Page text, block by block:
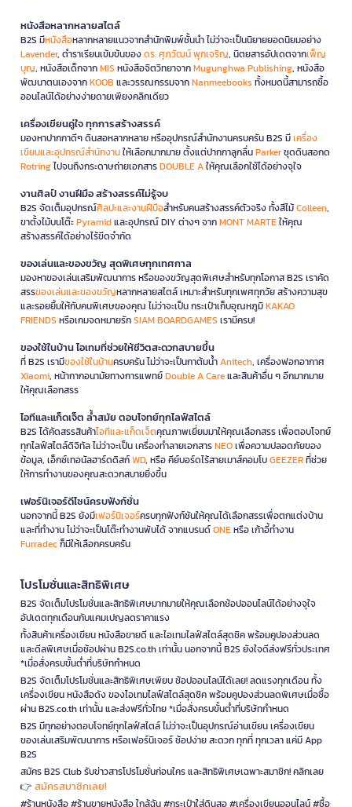
หนังสือหลากหลายสไตล์
B2S มีหนังสือหลากหลายแนวจากสำนักพิมพ์ชั้นนำ ไม่ว่าจะเป็นนิยายยอดนิยมอย่าง
Lavender, ตำราเรียนเข้มข้นของดร. ศุภวัฒน์ พุกเจริญ, นิตยสารอัปเดตจากเพ็ญ
บุญ, หนังสือเด็กจากMIS หนังสือจิตวิทยาจากMugunghwa Publishing, หนังสือ
พัฒนาตนเองจากKOOB และวรรณกรรมจากNanmeebooks ทั้งหมดนี้สามารถซื้อ
ออนไลน์ได้อย่างง่ายดายเพียงคลิกเดียว
เครื่องเขียนคู่ใจ ทุกการสร้างสรรค์
มองหาปากกาดีๆ ดินสอหลากหลาย หรืออุปกรณ์สำนักงานครบครัน B2S มีเครื่อง
เขียนและอุปกรณ์สำนักงานให้เลือกมากมาย ตั้งแต่ปากกาลูกลื่นParkerชุดดินสอกด
Rotringไปจนถึงกระดาษถ่ายเอกสารDOUBLE Aให้คุณเลือกใช้ได้อย่างจุใจ
งานศิลป์ งานฝีมือ สร้างสรรค์ไม่รู้จบ
B2S จัดเต็มอุปกรณ์ศิลปะและงานฝีมือสำหรับคนสร้างสรรค์ตัวจริง ทั้งสีไม้Colleen,
ขาตั้งไม้บนโต๊ะPyramidและอุปกรณ์ DIY ต่างๆ จากMONT MARTEให้คุณ
สร้างสรรค์ได้อย่างไร้ขีดจำกัด
ของเล่นและของขวัญ สุดพิเศษทุกเทศกาล
มองหาของเล่นเสริมพัฒนาการ หรือของขวัญสุดพิเศษสำหรับทุกโอกาส B2S เราคัด
สรรของเล่นและของขวัญหลากหลายสไตล์ เหมาะสำหรับทุกเพศทุกวัย สร้างความสุข
และรอยยิ้มให้กับคนพิเศษของคุณ ไม่ว่าจะเป็น กระเป๋าเก็บอุณหภูมิKAKAO
FRIENDS หรือเกมจดหมายรักSIAM BOARDGAMES เรามีครบ!
ของใช้ในบ้าน ไอเทมที่ช่วยให้ชีวิตสะดวกสบายขึ้น
ที่ B2S เรามีของใช้ในบ้านครบครัน ไม่ว่าจะเป็นกาต้มน้ำAnitech, เครื่องฟอกอากาศ
Xiaomi, หน้ากากอนามัยทางการแพทย์Double A Careและสินค้าอื่น ๆ อีกมากมาย
ให้คุณเลือกสรร
ไอทีและแก็ดเจ็ต ล้ำสมัย ตอบโจทย์ทุกไลฟ์สไตล์
B2S ได้คัดสรรสินค้าไอทีและแก็ดเจ็ตคุณภาพเยี่ยมมาให้คุณเลือกสรร เพื่อตอบโจทย์
ทุกไลฟ์สไตล์ดิจิทัล ไม่ว่าจะเป็น เครื่องทำลายเอกสารNEOเพื่อความปลอดภัยของ
ข้อมูล, เอ็กซ์เทอนัลฮาร์ดดิสก์WD, หรือ คีย์บอร์ดไร้สายเมาส์คอมโบGEEZERที่ช่วย
ให้การทำงานของคุณสะดวกสบายยิ่งขึ้น
เฟอร์นิเจอร์ดีไซน์ครบฟังก์ชั่น
นอกจากนี้ B2S ยังมีเฟอร์นิเจอร์ครบทุกฟังก์ชันให้คุณได้เลือกสรรเพื่อตกแต่งบ้าน
และที่ทำงาน ไม่ว่าจะเป็นโต๊ะทำงานพับได้ จากแบรนด์ONEหรือ เก้าอี้ทำงาน
Furradecก็มีให้เลือกครบครัน
โปรโมชั่นและสิทธิพิเศษ
B2S จัดเต็มโปรโมชั่นและสิทธิพิเศษมากมายให้คุณเลือกช้อปออนไลน์ได้อย่างจุใจ
อัปเดตทุกเดือนกับแคมเปญลดราคาแรง
ทั้งสินค้าเครื่องเขียน หนังสือขายดี และไอเทมไลฟ์สไตล์สุดชิค พร้อมคูปองส่วนลด
และดีลพิเศษเมื่อช้อปผ่าน B2S.co.th เท่านั้น นอกจากนี้ B2S ยังใจดีส่งฟรีทั่วประเทศ
*เมื่อสั่งครบขั้นต่ำที่บริษัทกำหนด
B2S จัดเต็มโปรโมชั่นและสิทธิพิเศษเพียบ ช้อปออนไลน์ได้เลย! ลดแรงทุกเดือน ทั้ง
เครื่องเขียน หนังสือดัง ของไอเทมไลฟ์สไตล์สุดชิค พร้อมคูปองส่วนลดพิเศษเมื่อซื้อ
ผ่าน B2S.co.th เท่านั้น และส่งฟรีทั่วไทย *เมื่อสั่งครบขั้นต่ำที่บริษัทกำหนด
B2S มีทุกอย่างตอบโจทย์ทุกไลฟ์สไตล์ ไม่ว่าจะเป็นอุปกรณ์อ่านเขียน เครื่องเขียน
ของเล่นเสริมพัฒนาการ หรือเฟอร์นิเจอร์ ช้อปง่าย สะดวก ทุกที่ ทุกเวลา แค่มี App
B2S
สมัคร B2S Club รับข่าวสารโปรโมชั่นก่อนใคร และสิทธิพิเศษเฉพาะสมาชิก! คลิกเลย
👉 สมัครสมาชิกเลย!
#ร้านหนังสือ #ร้านขายหนังสือ ใกล้ฉัน #กระเป๋าใส่ดินสอ #เครื่องเขียนออนไลน์ #ซื้อ